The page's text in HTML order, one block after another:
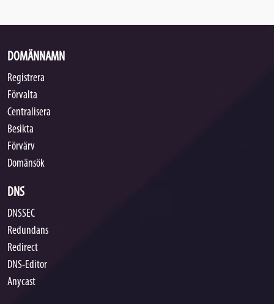
DOMÄNNAMN
Registrera
Förvalta
Centralisera
Besikta
Förvärv
Domänsök
DNS
DNSSEC
Redundans
Redirect
DNS-Editor
Anycast